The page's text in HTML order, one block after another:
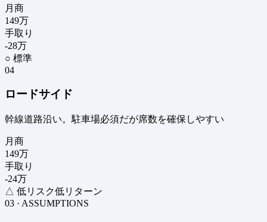
月商
149万
手取り
-28万
○ 標準
04
ロードサイド
幹線道路沿い。駐車場必須だが席数を確保しやすい
月商
149万
手取り
-24万
△ 低リスク低リターン
03 · ASSUMPTIONS